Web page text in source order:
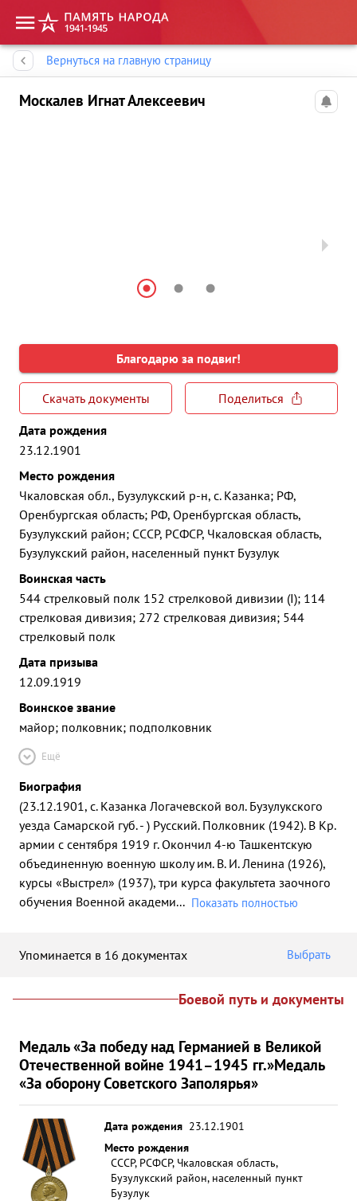
Вернуться на главную страницу
Москалев Игнат Алексеевич
Благодарю за подвиг!
Скачать документы
Поделиться
Дата рождения
23.12.1901
Место рождения
Чкаловская обл., Бузулукский р-н, с. Казанка; РФ,
Оренбургская область; РФ, Оренбургская область,
Бузулукский район; СССР, РСФСР, Чкаловская область,
Бузулукский район, населенный пункт Бузулук
Воинская часть
544 стрелковый полк 152 стрелковой дивизии (I); 114
стрелковая дивизия; 272 стрелковая дивизия; 544
стрелковый полк
Дата призыва
12.09.1919
Воинское звание
майор; полковник; подполковник
Ещё
Биография
(23.12.1901, с. Казанка Логачевской вол. Бузулукского
уезда Самарской губ. - ) Русский. Полковник (1942). В Кр.
армии с сентября 1919 г. Окончил 4-ю Ташкентскую
объединенную военную школу им. В. И. Ленина (1926),
курсы «Выстрел» (1937), три курса факультета заочного
обучения Военной академи... Показать полностью
Упоминается в 16 документах Выбрать
Боевой путь и документы
Медаль «За победу над Германией в Великой
Отечественной войне 1941–1945 гг.»Медаль
«За оборону Советского Заполярья»
Дата рождения 23.12.1901
Место рождения
СССР, РСФСР, Чкаловская область,
Бузулукский район, населенный пункт
Бузулук
Память народа